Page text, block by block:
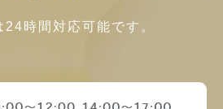
時間対応可能です。